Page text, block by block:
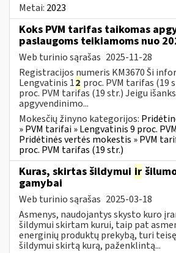
Metai: 2023
Koks PVM tarifas taikomas
paslaugoms teikiamoms nuo
Web turinio sąrašas 2025-11-28
Registracijos numeris KM3670 Ši
Lengvatinis 12 proc. PVM tarifas (19
proc. PVM tarifas (19 str.) Jeigu
apgyvendinimo...
Mokesčių žinyno kategorijos:
» PVM tarifai » Lengvatinis 9 proc.
Pridėtinės vertės mokestis » PVM
proc. PVM tarifas (19 str.)
Kuras, skirtas šildymui ir
gamybai
Web turinio sąrašas 2025-03-18
Asmenys, naudojantys skysto kuro
šildymui skirtam kurui, taip pat
energinių produktų prekybą, turi
šildymui skirtą kurą, paženklintą...